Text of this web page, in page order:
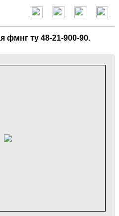
фмнг ту 48-21-900-90.